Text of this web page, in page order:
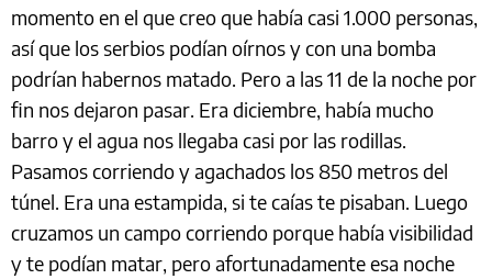
momento en el que creo que había casi 1.000 personas,
así que los serbios podían oírnos y con una bomba
podrían habernos matado. Pero a las 11 de la noche por
fin nos dejaron pasar. Era diciembre, había mucho
barro y el agua nos llegaba casi por las rodillas.
Pasamos corriendo y agachados los 850 metros del
túnel. Era una estampida, si te caías te pisaban. Luego
cruzamos un campo corriendo porque había visibilidad
y te podían matar, pero afortunadamente esa noche